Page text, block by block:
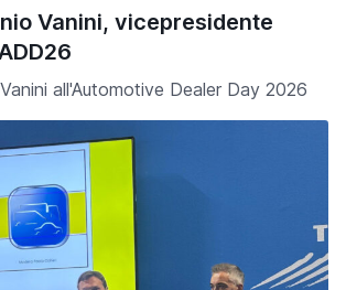
Vanini, vicepresidente
all'Automotive Dealer Day 2026